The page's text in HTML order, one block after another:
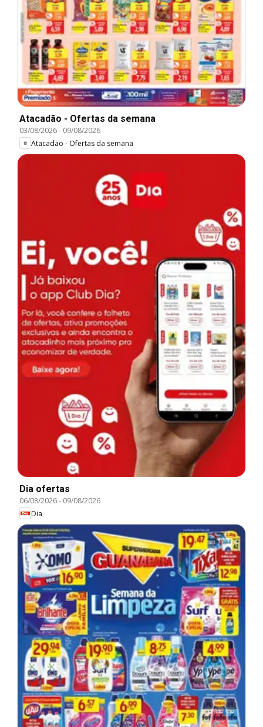
Atacadão - Ofertas da semana
03/08/2026- 09/08/2026
Atacadão - Ofertas da semana
Dia ofertas
06/08/2026- 09/08/2026
Dia